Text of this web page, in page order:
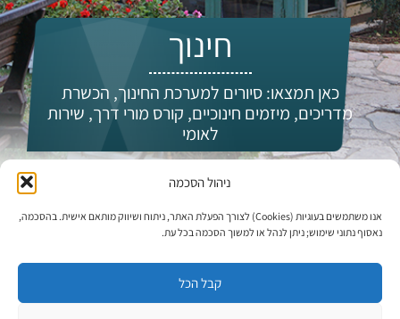
ניהול הסכמה
אנו משתמשים בעוגיות (Cookies) לצורך הפעלת האתר, ניתוח ושיווק מותאם אישית. בהסכמה,
נאסוף נתוני שימוש; ניתן לנהל או למשוך הסכמה בכל עת.
קבל הכל
חינוך
כאן תמצאו: סיורים למערכת החינוך, הכשרת
מדריכים, מיזמים חינוכיים, קורס מורי דרך, שירות
לאומי
מי אנחנו?
עדכונים וחדשות: